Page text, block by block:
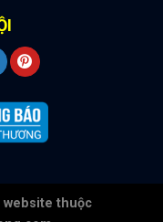
website thuộc